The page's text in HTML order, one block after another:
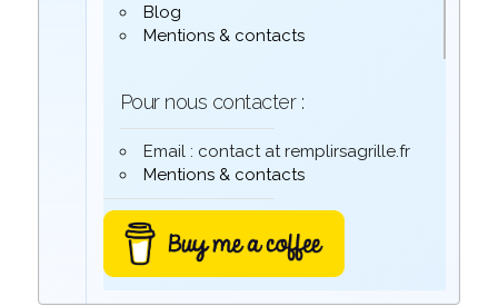
Blog
Mentions & contacts
Pour nous contacter :
Email : contact at remplirsagrille.fr
Mentions & contacts